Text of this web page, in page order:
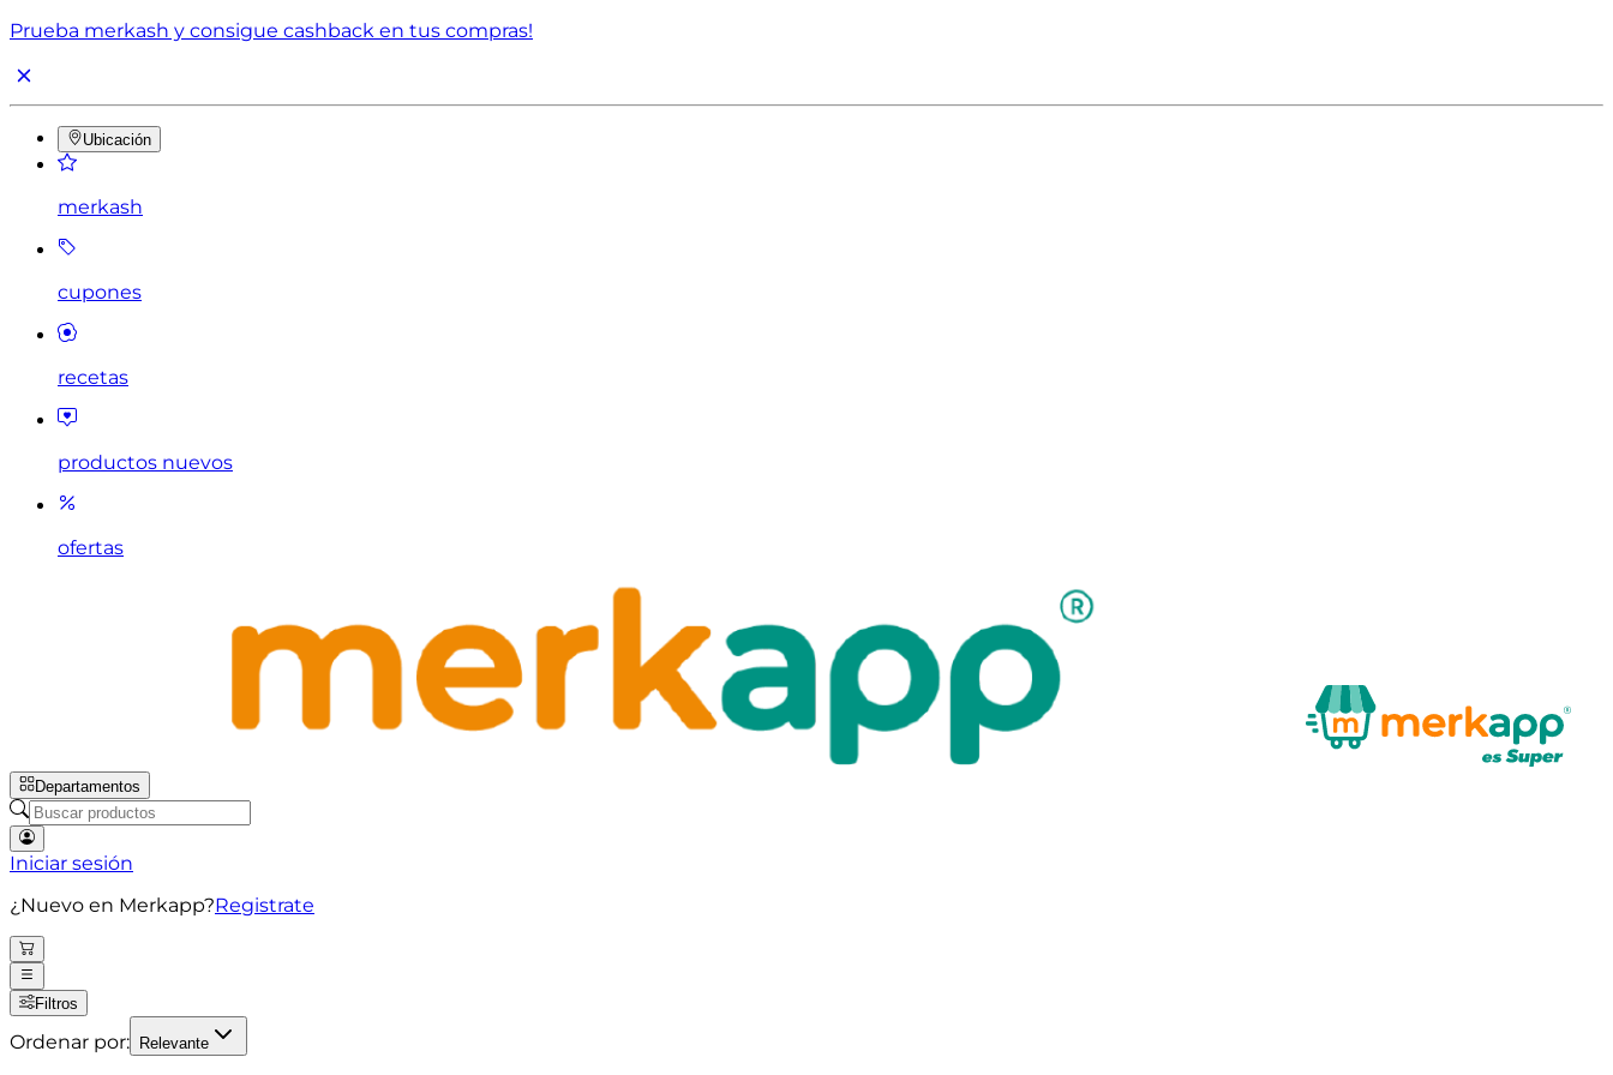
Prueba merkash y consigue cashback en tus compras!
Ubicación
merkash
cupones
recetas
productos nuevos
ofertas
Departamentos
Iniciar sesión
¿Nuevo en Merkapp?Registrate
Filtros
Ordenar por: Relevante